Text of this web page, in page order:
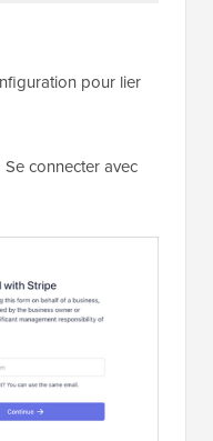
pour lier
connecter avec